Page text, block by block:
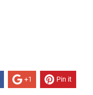
+1 Pin it